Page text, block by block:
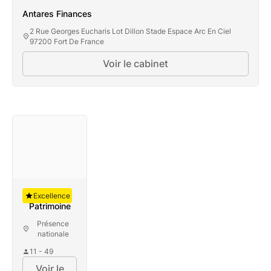
Antares Finances
2 Rue Georges Eucharis Lot Dillon Stade Espace Arc En Ciel
97200 Fort De France
Voir le cabinet
Auguste
Patrimoine
Présence
nationale
11 - 49
Excellence